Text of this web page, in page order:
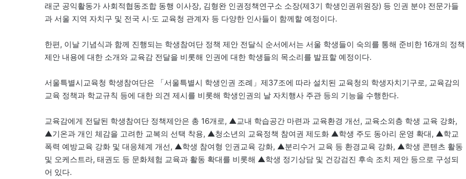
래군 공익활동가 사회적협동조합 동행 이사장, 김형완 인권정책연구소 소장(제3기 학생인권위원장) 등 인권 분야 전문가들
과 서울 지역 자치구 및 전국 시·도 교육청 관계자 등 다양한 인사들이 함께할 예정이다.
한편, 이날 기념식과 함께 진행되는 학생참여단 정책 제안 전달식 순서에서는 서울 학생들이 숙의를 통해 준비한 16개의 정책
제안 내용에 대한 소개와 교육감 전달을 비롯해 인권에 대한 학생들의 목소리를 발표할 예정이다.
서울특별시교육청 학생참여단은 「서울특별시 학생인권 조례」제37조에 따라 설치된 교육청의 학생자치기구로, 교육감의
교육 정책과 학교규칙 등에 대한 의견 제시를 비롯해 학생인권의 날 자치행사 주관 등의 기능을 수행한다.
교육감에게 전달된 학생참여단 정책제안은 총 16개로, ▲교내 학습공간 마련과 교육환경 개선, 교육소외층 학생 교육 강화,
▲기온과 개인 체감을 고려한 교복의 선택 착용, ▲청소년의 교육정책 참여권 제도화 ▲학생 주도 동아리 운영 확대, ▲학교
폭력 예방교육 강화 및 대응체계 개선, ▲학생 참여형 인권교육 강화, ▲분리수거 교육 등 환경교육 강화, ▲학생 콘텐츠 활동
및 오케스트라, 태권도 등 문화체험 교육과 활동 확대를 비롯해 ▲학생 정기상담 및 건강검진 후속 조치 제안 등으로 구성되
어 있다.